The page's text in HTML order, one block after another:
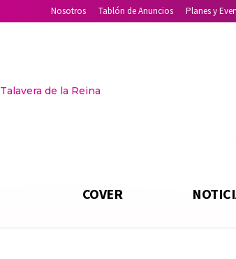
Nosotros Tablón de Anuncios Planes y
Talavera de la Reina
COVER